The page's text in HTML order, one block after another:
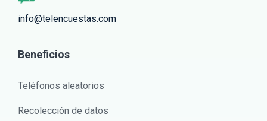
info@telencuestas.com
Beneficios
Teléfonos aleatorios
Recolección de datos